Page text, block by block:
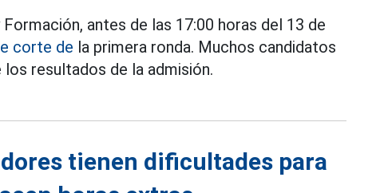
antes de las 17:00 horas del 13 de
corte de la primera ronda. Muchos candidatos
resultados de la admisión.
tienen dificultades para